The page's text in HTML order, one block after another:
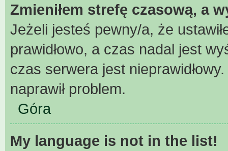
Zmieniłem strefę czasową, a
Jeżeli jesteś pewny/a, że
prawidłowo, a czas nadal jest
czas serwera jest
naprawił problem.
Góra
My language is not in the list!